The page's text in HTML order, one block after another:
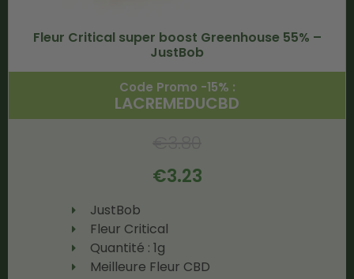
Fleur Critical super boost Greenhouse 55% –
JustBob
Code Promo -15% :
LACREMEDUCBD
€3.23
JustBob
Fleur Critical
Quantité : 1g
Meilleure Fleur CBD